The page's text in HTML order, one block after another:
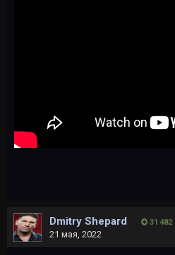
Dmitry Shepard 31 482
21 мая, 2022